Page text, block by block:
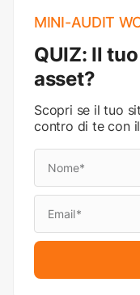
MINI-AUDIT
QUIZ: Il
asset?
Scopri se il tuo
contro di te con